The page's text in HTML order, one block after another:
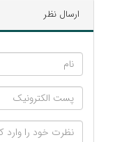
ارسال نظر